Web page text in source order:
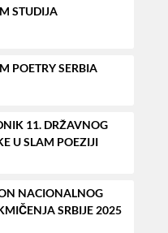
STUDIJA
POETRY SERBIA
11. DRŽAVNOG
U SLAM POEZIJI
NACIONALNOG
SRBIJE 2025